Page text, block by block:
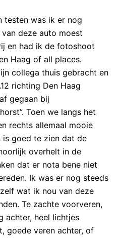
testen was ik er nog
deze auto moest
en had ik de fotoshoot
Haag of all places.
collega thuis gebracht en
richting Den Haag
gegaan bij
Toen we langs het
rechts allemaal mooie
is goed te zien dat de
overhelt in de
dat er nota bene niet
Ik was er nog steeds
wat ik nou van deze
Te zachte voorveren,
achter, heel lichtjes
goede veren achter, of